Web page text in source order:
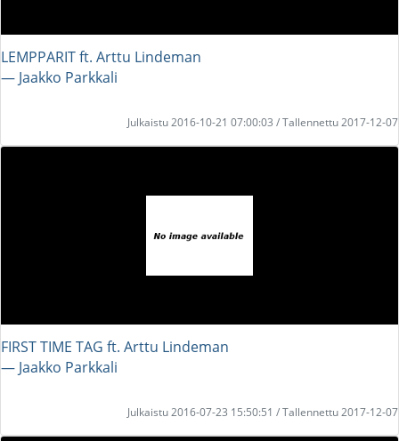
LEMPPARIT ft. Arttu Lindeman
― Jaakko Parkkali
Julkaistu 2016-10-21 07:00:03 / Tallennettu 2017-12-07
FIRST TIME TAG ft. Arttu Lindeman
― Jaakko Parkkali
Julkaistu 2016-07-23 15:50:51 / Tallennettu 2017-12-07